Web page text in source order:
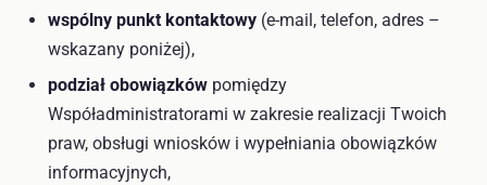
wspólny punkt kontaktowy (e-mail, telefon, adres –
wskazany poniżej),
podział obowiązków pomiędzy
Współadministratorami w zakresie realizacji Twoich
praw, obsługi wniosków i wypełniania obowiązków
informacyjnych,